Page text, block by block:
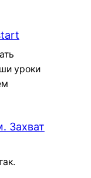
уроки
Захват